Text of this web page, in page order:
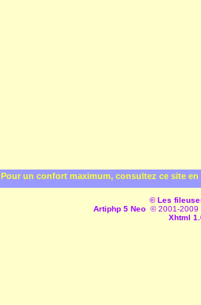
Pour un confort maximum, consultez ce site
© Les
Artiphp 5 Neo © 2001-2009
Xhtml